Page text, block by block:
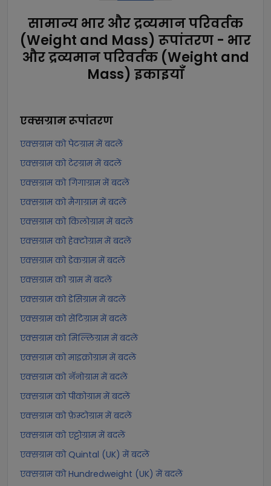
सामान्य भार और द्रव्यमान परिवर्तक
(Weight and Mass) रूपांतरण - भार
और द्रव्यमान परिवर्तक (Weight and
Mass) इकाइयाँ
एक्सग्रामरूपांतरण
एक्सग्राम को पेटग्राम में बदलें
एक्सग्राम को टेरग्राम में बदलें
एक्सग्राम को गिगाग्राम में बदलें
एक्सग्राम को मैगाग्राम में बदलें
एक्सग्राम को किलोग्राम में बदलें
एक्सग्राम को हेक्टोग्राम में बदलें
एक्सग्राम को डेकग्राम में बदलें
एक्सग्राम को ग्राम में बदलें
एक्सग्राम को डेसिग्राम में बदलें
एक्सग्राम को सेंटिग्राम में बदलें
एक्सग्राम को मिल्लिग्राम में बदलें
एक्सग्राम को माइक्रोग्राम में बदलें
एक्सग्राम को नॅनोग्राम में बदलें
एक्सग्राम को पीकोग्राम में बदलें
एक्सग्राम को फ़ेम्टोग्राम में बदलें
एक्सग्राम को एट्टोग्राम में बदलें
एक्सग्राम को Quintal (UK) में बदलें
एक्सग्राम को Hundredweight (UK) में बदलें